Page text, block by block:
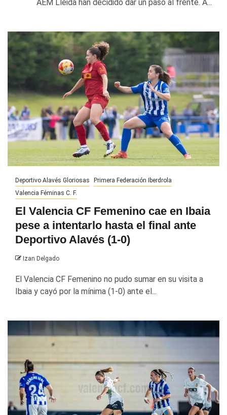
AEM Lleida han decidido dar un paso al frente. A...
Deportivo Alavés Gloriosas
Primera Federación Iberdrola
Valencia Féminas C. F.
El Valencia CF Femenino cae en Ibaia
pese a intentarlo hasta el final ante
Deportivo Alavés (1-0)
Izan Delgado
El Valencia CF Femenino no pudo sumar en su visita a
Ibaia y cayó por la mínima (1-0) ante el...